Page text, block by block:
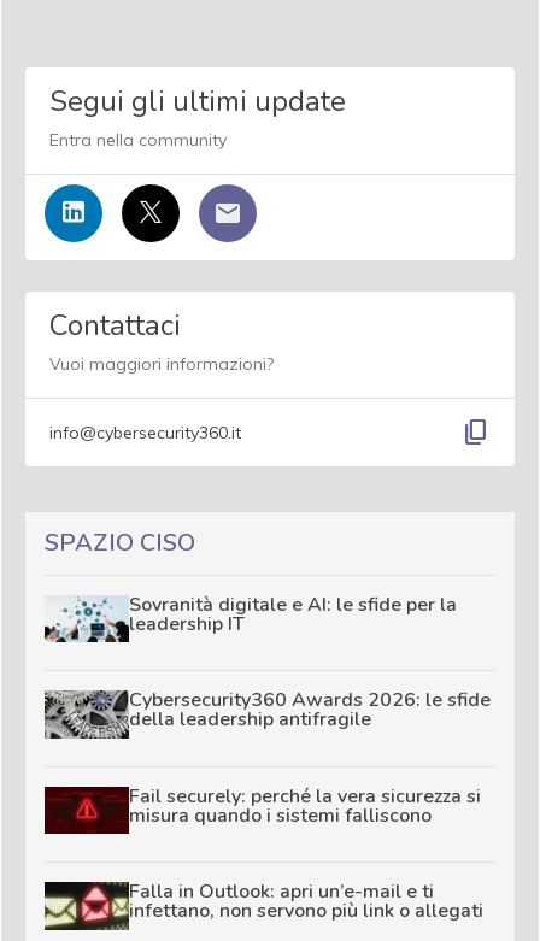
Segui gli ultimi update
Entra nella community
Contattaci
Vuoi maggiori informazioni?
info@cybersecurity360.it content_copy
SPAZIO CISO
Sovranità digitale e AI: le sfide per la
leadership IT
Cybersecurity360 Awards 2026: le sfide
della leadership antifragile
Fail securely: perché la vera sicurezza si
misura quando i sistemi falliscono
Falla in Outlook: apri un’e-mail e ti
infettano, non servono più link o allegati